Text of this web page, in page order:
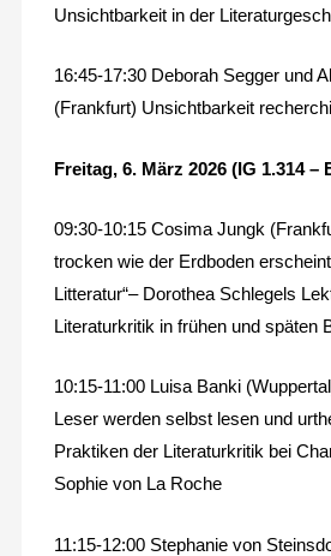
Unsichtbarkeit in der
16:45-17:30 Deborah Segger und
(Frankfurt) Unsichtbarkeit
Freitag, 6. März 2026 (IG 1.314 –
09:30-10:15 Cosima Jungk
trocken wie der Erdboden
Litteratur“– Dorothea Schlegels
Literaturkritik in frühen und späten
10:15-11:00 Luisa Banki
Leser werden selbst lesen und
Praktiken der Literaturkritik bei
Sophie von La Roche
11:15-12:00 Stephanie von